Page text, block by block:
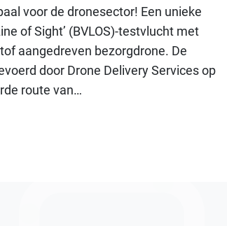
voor de dronesector! Een unieke
of Sight’ (BVLOS)-testvlucht met
aangedreven bezorgdrone. De
door Drone Delivery Services op
route van…